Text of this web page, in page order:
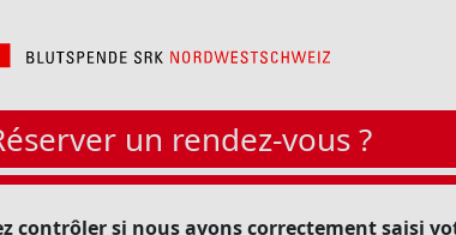
un rendez-vous ?
contrôler si nous avons correctement saisi